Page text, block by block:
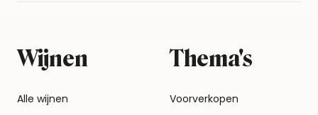
Wijnen
Alle wijnen
Thema's
Voorverkopen